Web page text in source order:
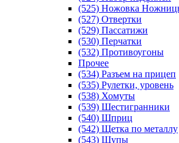
(525) Ножовка
(527) Отвертки
(529) Пассатижи
(530) Перчатки
(532) Противоугоны
Прочее
(534) Разъем на прицеп
(535) Рулетки, уровень
(538) Хомуты
(539) Шестигранники
(540) Шприц
(542) Щетка по металлу
(543) Щупы